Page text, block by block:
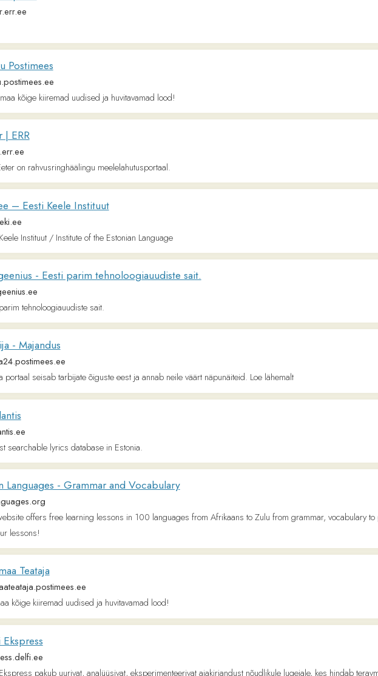
on rahvusringhäälingu meelelahutusportaal.
Eesti Keele Instituut
Instituut / Institute of the Estonian Language
- Eesti parim tehnoloogiauudiste sait.
tehnoloogiauudiste sait.
seisab tarbijate õiguste eest ja annab neile väärt näpunäiteid. Loe lähemalt
lyrics database in Estonia.
- Grammar and Vocabulary
offers free learning lessons in 100 languages from Afrikaans to Zulu from grammar, vocabulary to phrases and
Teataja
kiiremad uudised ja huvitavamad lood!
pakub uurivat, analüüsivat, eksperimenteerivat ajakirjandust nõudlikule lugejale, kes hindab teravmeelset esitlust
lehes ilmuvat teemaderingi, erinevaid vaatenurki ja tõlgendusi ümbritsevast.
language online portal of Estonian Public Broadcasting.
ja äriuudised Eestist ja välismaalt.
veeb. Äriuudised Eestist ja välismaalt, uurivad artiklid, börsiuudised, fotod, videod, kommentaarid,